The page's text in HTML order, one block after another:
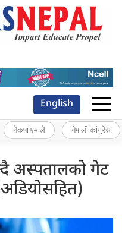
English
नेकपा एमाले नेपाली कांग्रेस
अस्पतालको गेट